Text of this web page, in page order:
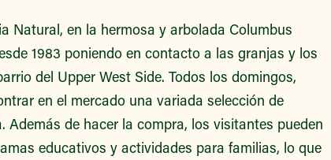
Natural, en la hermosa y arbolada Columbus
1983 poniendo en contacto a las granjas y los
del Upper West Side. Todos los domingos,
en el mercado una variada selección de
de hacer la compra, los visitantes pueden
educativos y actividades para familias, lo que